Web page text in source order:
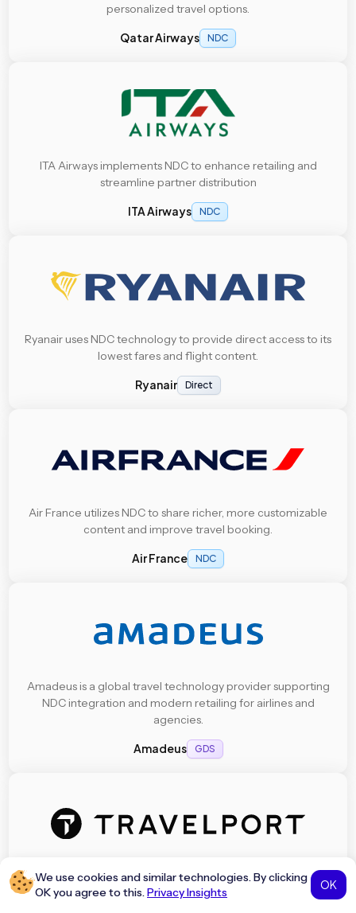
We use cookies and similar technologies. By clicking
OK you agree to this.Privacy Insights
OK
personalized travel options.
Qatar Airways NDC
ITA Airways implements NDC to enhance retailing and
streamline partner distribution
ITA Airways NDC
Ryanair uses NDC technology to provide direct access to its
lowest fares and flight content.
Ryanair Direct
Air France utilizes NDC to share richer, more customizable
content and improve travel booking.
Air France NDC
Amadeus is a global travel technology provider supporting
NDC integration and modern retailing for airlines and
agencies.
Amadeus GDS
Travelport is a travel commerce platform enabling NDC
adoption and streamlined content access for agents